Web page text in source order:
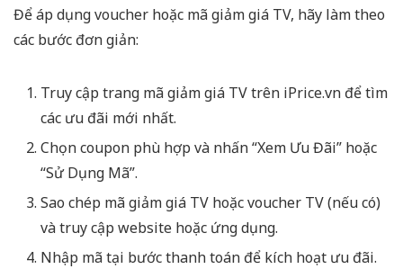
Để áp dụng voucher hoặc mã giảm giá TV, hãy làm theo
các bước đơn giản:
Truy cập trang mã giảm giá TV trên iPrice.vn để tìm
các ưu đãi mới nhất.
Chọn coupon phù hợp và nhấn “Xem Ưu Đãi” hoặc
“Sử Dụng Mã”.
Sao chép mã giảm giá TV hoặc voucher TV (nếu có)
và truy cập website hoặc ứng dụng.
Nhập mã tại bước thanh toán để kích hoạt ưu đãi.